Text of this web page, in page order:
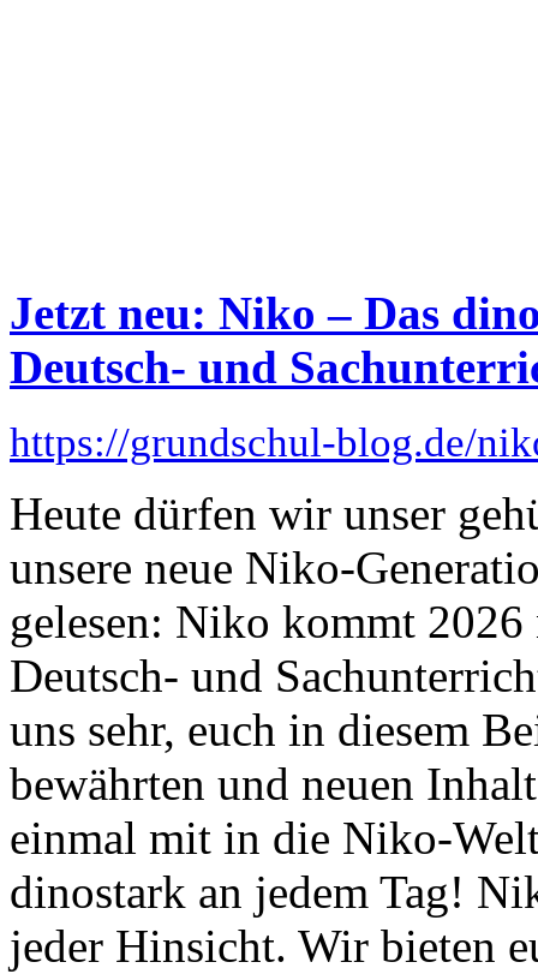
Jetzt neu: Niko – Das
Deutsch- und
https://grundschul-blog.de/
Heute dürfen wir unser
unsere neue Niko-
gelesen: Niko kommt
Deutsch- und
uns sehr, euch in diesem
bewährten und neuen
einmal mit in die Niko-
dinostark an jedem Tag!
jeder Hinsicht. Wir bieten